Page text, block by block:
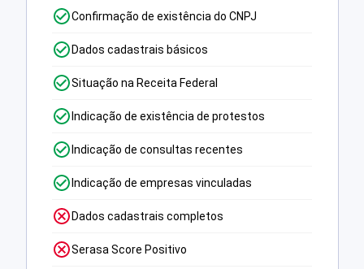
Confirmação de existência do CNPJ
Dados cadastrais básicos
Situação na Receita Federal
Indicação de existência de protestos
Indicação de consultas recentes
Indicação de empresas vinculadas
Dados cadastrais completos
Serasa Score Positivo